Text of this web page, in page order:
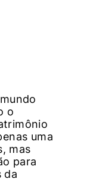
o
uma
mas
para
da